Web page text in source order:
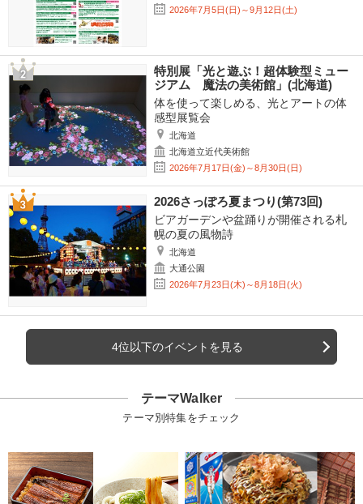
2026年7月5日(日)～9月12日(土)
特別展「光と遊ぶ！超体験型ミュー
ジアム 魔法の美術館」(北海道)
体を使って楽しめる、光とアートの体
感型展覧会
北海道
北海道立近代美術館
2026年7月17日(金)～8月30日(日)
2026さっぽろ夏まつり(第73回)
ビアガーデンや盆踊りが開催される札
幌の夏の風物詩
北海道
大通公園
2026年7月23日(木)～8月18日(火)
4位以下のイベントを見る
テーマWalker
テーマ別特集をチェック